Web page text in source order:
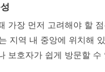
가장 먼저 고려해야 할
지역 내 중앙에 위치해
보호자가 쉽게 방문할 수